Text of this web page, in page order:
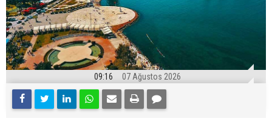
09:16 07 Ağustos 2026